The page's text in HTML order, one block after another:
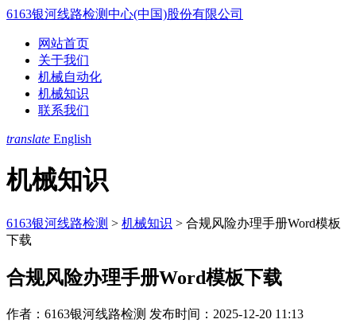
6163银河线路检测中心(中国)股份有限公司
网站首页
关于我们
机械自动化
机械知识
联系我们
translate English
机械知识
6163银河线路检测 > 机械知识 > 合规风险办理手册Word模板
下载
合规风险办理手册Word模板下载
作者：6163银河线路检测 发布时间：2025-12-20 11:13